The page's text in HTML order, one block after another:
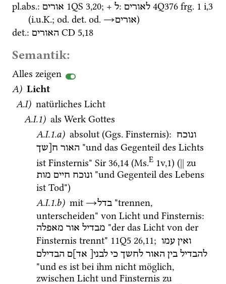
pl.abs.: אורים 1QS 3,20; + ל: לאורים 4Q376 frg. 1 i,3
(i.u.K.; od. det. od. →אורים)
det.: האורים CD 5,18
Semantik:
Alles zeigen
A) Licht
A.I) natürliches Licht
A.I.1) als Werk Gottes
A.I.1.a) absolut (Ggs. Finsternis): ונוכח
האור ח[שך
"und das Gegenteil des Lichts
ist Finsternis" Sir 36,14 (Ms.E 1v,1) (||
ונוכח חיים מות
"und Gegenteil des Lebens
ist Tod")
A.I.1.b) mit →בדל "trennen,
unterscheiden" von Licht und Finsternis
מבדיל אור מאפלה
"der das Licht von der
Finsternis trennt" 11Q5 26,11; ואין עמו
להבדיל בין האור לחשך כי לבני[ אד]ם הבדילם
"und es ist bei ihm nicht möglich,
zwischen Licht und Finsternis zu